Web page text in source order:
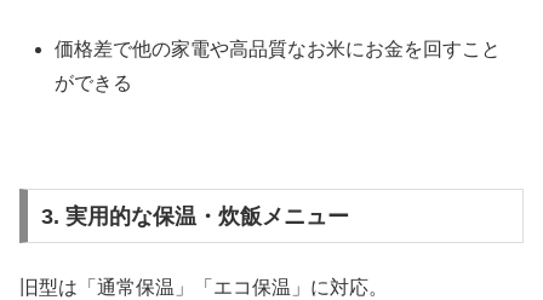
価格差で他の家電や高品質なお米にお金を回すこと
ができる
3. 実用的な保温・炊飯メニュー
旧型は「通常保温」「エコ保温」に対応。